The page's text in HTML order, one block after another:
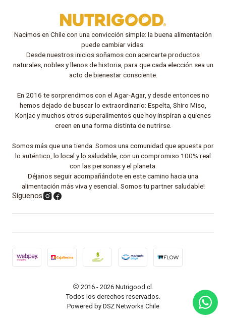
Nacimos en Chile con una convicción simple: la buena alimentación
puede cambiar vidas.
Desde nuestros inicios soñamos con acercarte productos
naturales, nobles y llenos de historia, para que cada elección sea un
acto de bienestar consciente.
En 2016 te sorprendimos con el Agar-Agar, y desde entonces no
hemos dejado de buscar lo extraordinario: Espelta, Shiro Miso,
Konjac y muchos otros superalimentos que hoy inspiran a quienes
creen en una forma distinta de nutrirse.
Somos más que una tienda. Somos una comunidad que apuesta por
lo auténtico, lo local y lo saludable, con un compromiso 100% real
con las personas y el planeta.
Déjanos seguir acompañándote en este camino hacia una
alimentación más viva y esencial. Somos tu partner saludable!
Síguenos
2016 - 2026 Nutrigood.cl.
Todos los derechos reservados.
Powered by DSZ Networks Chile